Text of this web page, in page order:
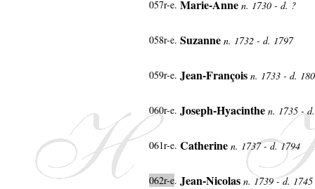
057r-e. Marie-Anne n. 1730 - d. ?
058r-e. Suzanne n. 1732 - d. 1797
059r-e. Jean-François n. 1733 - d.
060r-e. Joseph-Hyacinthe n. 1735 -
061r-e. Catherine n. 1737 - d. 1794
062r-e. Jean-Nicolas n. 1739 - d. 1745